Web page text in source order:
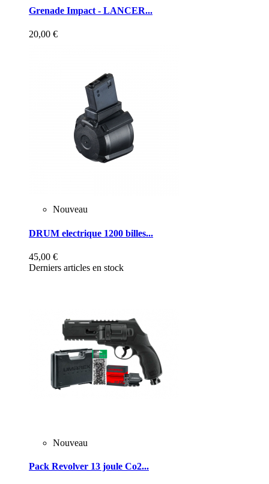
Grenade Impact - LANCER...
20,00 €
Nouveau
DRUM electrique 1200 billes...
45,00 €
Derniers articles en stock
Nouveau
Pack Revolver 13 joule Co2...